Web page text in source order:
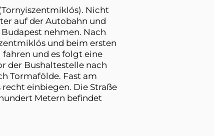
Nicht
auf der Autobahn und
nehmen. Nach
und beim ersten
und es folgt eine
der Bushaltestelle nach
Tormafölde. Fast am
einbiegen. Die Straße
Metern befindet